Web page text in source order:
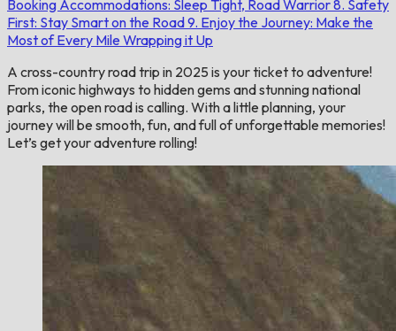
Booking Accommodations: Sleep Tight, Road Warrior8. Safety
First: Stay Smart on the Road9. Enjoy the Journey: Make the
Most of Every Mile Wrapping it Up
A cross-country road trip in 2025 is your ticket to adventure!
From iconic highways to hidden gems and stunning national
parks, the open road is calling. With a little planning, your
journey will be smooth, fun, and full of unforgettable memories!
Let’s get your adventure rolling!